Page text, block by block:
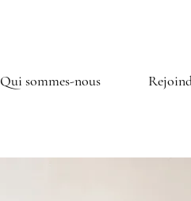
Qui sommes-nous